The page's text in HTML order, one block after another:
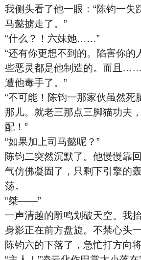
我侧头看了他一眼：“陈钧一失
马懿掳走了。”
“什么？！六妹她……”
“还有你更想不到的。陷害你的
些恶灵都是他制造的。而且
遭他毒手了。”
“不可能！陈钧一那家伙虽然死
那儿。就老三那点三脚猫功夫
配！”
“如果加上司马懿呢？”
陈钧二突然沉默了。他慢慢靠
气仿佛凝固了，只剩下引擎的
荡。
“桀——”
一声清越的雕鸣划破天空。我
身影正在前方盘旋。不禁心头
陈钧六的下落了，急忙打方向